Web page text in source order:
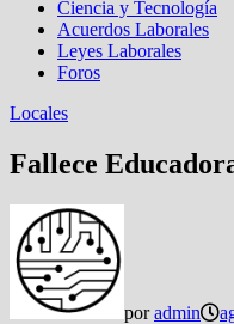
Ciencia y Tecnología
Acuerdos Laborales
Leyes Laborales
Foros
Locales
Fallece
poradmin